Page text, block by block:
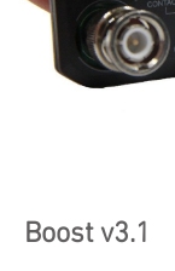
Boost v3.1